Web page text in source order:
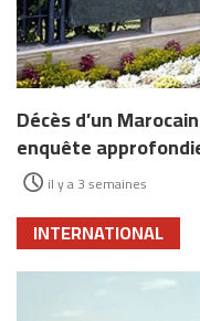
Décès d’un
enquête
il y a 3 semaines
INTERNATIONAL